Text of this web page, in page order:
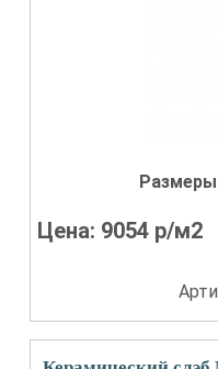
Цена: 9054 р/м2